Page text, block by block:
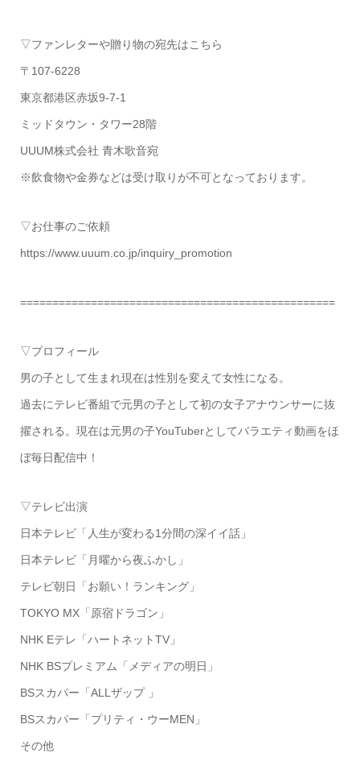
▽ファンレターや贈り物の宛先はこちら
〒107-6228
東京都港区赤坂9-7-1
ミッドタウン・タワー28階
UUUM株式会社 青木歌音宛
※飲食物や金券などは受け取りが不可となっております。
▽お仕事のご依頼
https://www.uuum.co.jp/inquiry_promotion
=================================================
▽プロフィール
男の子として生まれ現在は性別を変えて女性になる。
過去にテレビ番組で元男の子として初の女子アナウンサーに抜
擢される。現在は元男の子YouTuberとしてバラエティ動画をほ
ぼ毎日配信中！
▽テレビ出演
日本テレビ「人生が変わる1分間の深イイ話」
日本テレビ「月曜から夜ふかし」
テレビ朝日「お願い！ランキング」
TOKYO MX「原宿ドラゴン」
NHK Eテレ「ハートネットTV」
NHK BSプレミアム「メディアの明日」
BSスカパー「ALLザップ 」
BSスカパー「プリティ・ウーMEN」
その他